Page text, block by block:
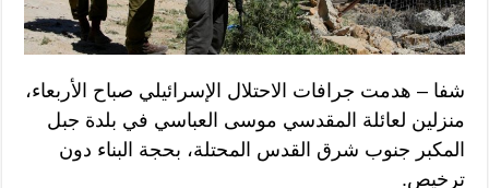
شفا – هدمت جرافات الاحتلال الإسرائيلي صباح الأربعاء،
منزلين لعائلة المقدسي موسى العباسي في بلدة جبل
المكبر جنوب شرق القدس المحتلة، بحجة البناء دون
ترخيص.